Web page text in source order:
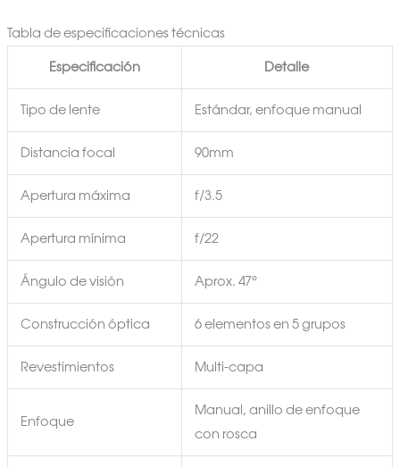
Tabla de especificaciones técnicas
Especificación
Detalle
Tipo de lente Estándar, enfoque manual
Distancia focal 90mm
Apertura máxima f/3.5
Apertura mínima f/22
Ángulo de visión Aprox. 47°
Construcción óptica 6 elementos en 5 grupos
Revestimientos Multi-capa
Enfoque
Manual, anillo de enfoque
con rosca